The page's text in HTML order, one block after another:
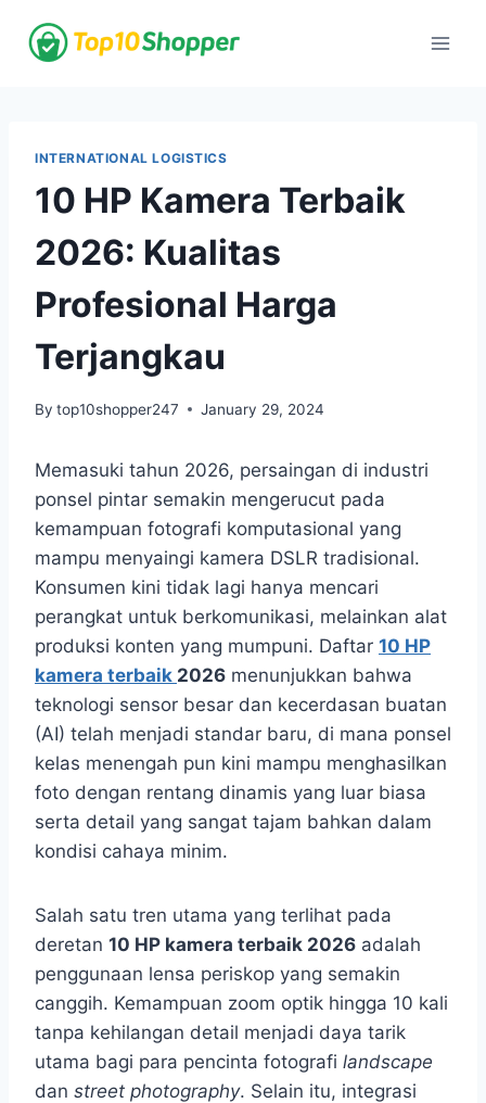
INTERNATIONAL LOGISTICS
10 HP Kamera Terbaik
2026: Kualitas
Profesional Harga
Terjangkau
By top10shopper247 January 29, 2024
Memasuki tahun 2026, persaingan di industri
ponsel pintar semakin mengerucut pada
kemampuan fotografi komputasional yang
mampu menyaingi kamera DSLR tradisional.
Konsumen kini tidak lagi hanya mencari
perangkat untuk berkomunikasi, melainkan alat
produksi konten yang mumpuni. Daftar 10 HP
kamera terbaik 2026 menunjukkan bahwa
teknologi sensor besar dan kecerdasan buatan
(AI) telah menjadi standar baru, di mana ponsel
kelas menengah pun kini mampu menghasilkan
foto dengan rentang dinamis yang luar biasa
serta detail yang sangat tajam bahkan dalam
kondisi cahaya minim.
Salah satu tren utama yang terlihat pada
deretan 10 HP kamera terbaik 2026 adalah
penggunaan lensa periskop yang semakin
canggih. Kemampuan zoom optik hingga 10 kali
tanpa kehilangan detail menjadi daya tarik
utama bagi para pencinta fotografi landscape
dan street photography. Selain itu, integrasi